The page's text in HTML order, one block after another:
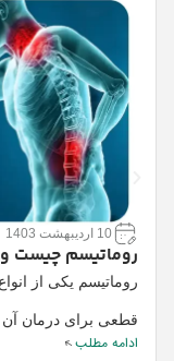
10 اردیبهشت 1403
روماتیسم چیست و
روماتیسم یکی از انواع
قطعی برای درمان آن
ادامه مطلب